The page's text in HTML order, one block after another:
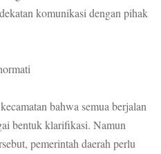
komunikasi dengan pihak
bahwa semua berjalan
bentuk klarifikasi. Namun
pemerintah daerah perlu